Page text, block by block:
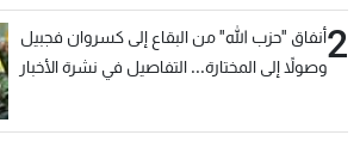
2أنفاق "حزب الله" من البقاع إلى كسروان فجبيل
وصولاً إلى المختارة... التفاصيل في نشرة الأخبار